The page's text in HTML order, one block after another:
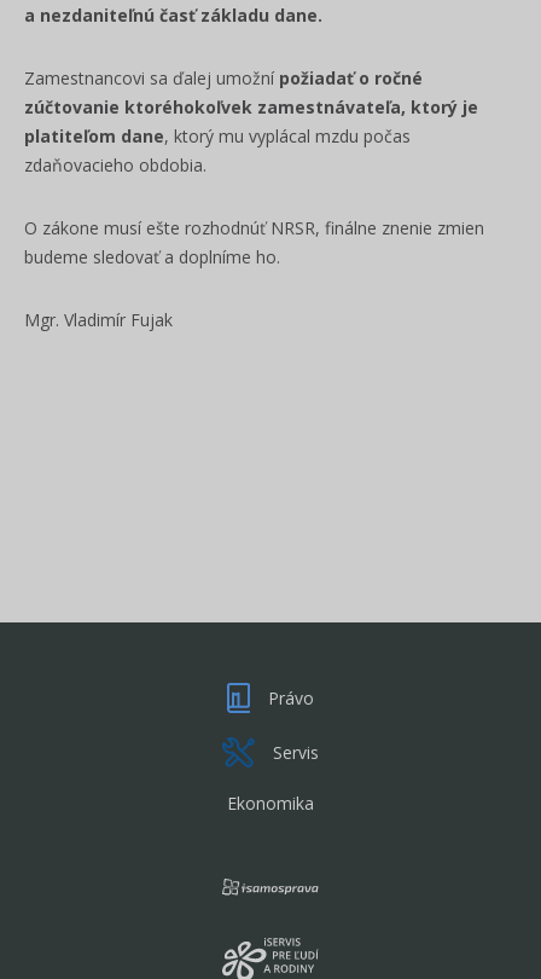
a nezdaniteľnú časť základu dane.
Zamestnancovi sa ďalej umožní požiadať o ročné
zúčtovanie ktoréhokoľvek zamestnávateľa, ktorý je
platiteľom dane, ktorý mu vyplácal mzdu počas
zdaňovacieho obdobia.
O zákone musí ešte rozhodnúť NRSR, finálne znenie zmien
budeme sledovať a doplníme ho.
Mgr. Vladimír Fujak
Právo
Servis
Ekonomika